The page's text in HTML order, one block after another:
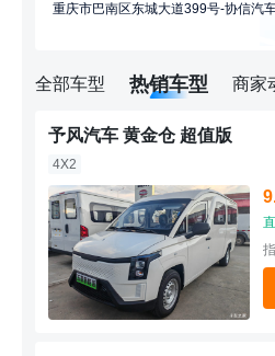
重庆市巴南区东城大道399号-协信汽
全部车型 热销车型 商家
予风汽车 黄金仓 超值版
4X2